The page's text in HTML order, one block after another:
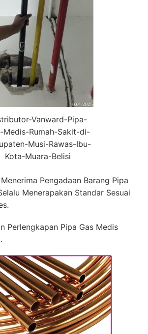
Vanward-Pipa-
Medis-Rumah-Sakit-di-
Musi-Rawas-Ibu-
Kota-Muara-Belisi
Pengadaan Barang Pipa
Menerapakan Standar Sesuai
Perlengkapan Pipa Gas Medis